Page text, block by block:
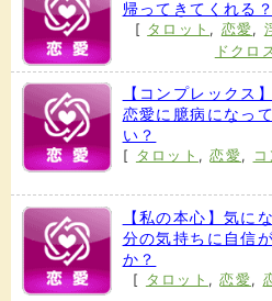
帰ってきてくれる
[ タロット , 恋愛,
ドクロ
【コンプレックス
恋愛に臆病になっ
い？
[ タロット ,恋愛,
【私の本心】気に
分の気持ちに自信
か？
[ タロット ,恋愛,